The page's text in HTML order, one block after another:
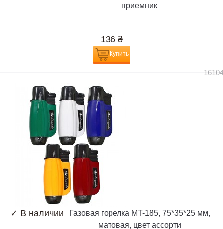
приемник
136 ₴
Купить
✓ В наличии
Газовая горелка MT-185, 75*35*25 мм,
матовая, цвет ассорти